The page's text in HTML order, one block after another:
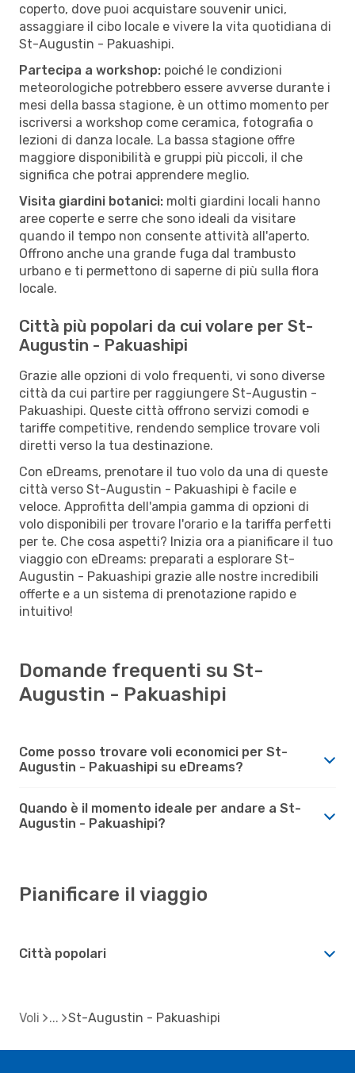
coperto, dove puoi acquistare souvenir unici,
assaggiare il cibo locale e vivere la vita quotidiana di
St-Augustin - Pakuashipi.
Partecipa a workshop: poiché le condizioni
meteorologiche potrebbero essere avverse durante i
mesi della bassa stagione, è un ottimo momento per
iscriversi a workshop come ceramica, fotografia o
lezioni di danza locale. La bassa stagione offre
maggiore disponibilità e gruppi più piccoli, il che
significa che potrai apprendere meglio.
Visita giardini botanici: molti giardini locali hanno
aree coperte e serre che sono ideali da visitare
quando il tempo non consente attività all'aperto.
Offrono anche una grande fuga dal trambusto
urbano e ti permettono di saperne di più sulla flora
locale.
Città più popolari da cui volare per St-
Augustin - Pakuashipi
Grazie alle opzioni di volo frequenti, vi sono diverse
città da cui partire per raggiungere St-Augustin -
Pakuashipi. Queste città offrono servizi comodi e
tariffe competitive, rendendo semplice trovare voli
diretti verso la tua destinazione.
Con eDreams, prenotare il tuo volo da una di queste
città verso St-Augustin - Pakuashipi è facile e
veloce. Approfitta dell'ampia gamma di opzioni di
volo disponibili per trovare l'orario e la tariffa perfetti
per te. Che cosa aspetti? Inizia ora a pianificare il tuo
viaggio con eDreams: preparati a esplorare St-
Augustin - Pakuashipi grazie alle nostre incredibili
offerte e a un sistema di prenotazione rapido e
intuitivo!
Domande frequenti su St-
Augustin - Pakuashipi
Come posso trovare voli economici per St-
Augustin - Pakuashipi su eDreams?
Quando è il momento ideale per andare a St-
Augustin - Pakuashipi?
Pianificare il viaggio
Città popolari
Voli St-Augustin - Pakuashipi